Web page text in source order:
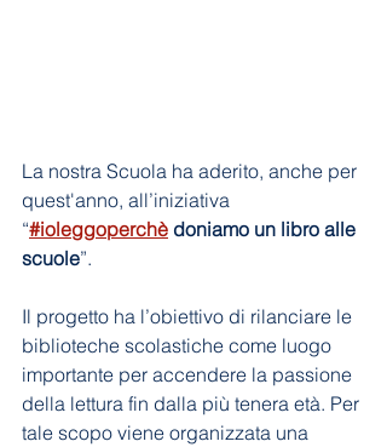
La nostra Scuola ha aderito, anche per
quest'anno, all’iniziativa
“#ioleggoperchè doniamo un libro alle
scuole”.
Il progetto ha l’obiettivo di rilanciare le
biblioteche scolastiche come luogo
importante per accendere la passione
della lettura fin dalla più tenera età. Per
tale scopo viene organizzata una